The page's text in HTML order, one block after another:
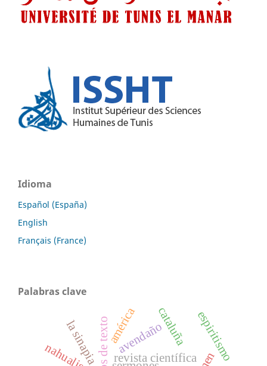
Idioma
Español (España)
English
Français (France)
Palabras clave
revista científica
la sinapia avendaño espiritismo
américa cataluña